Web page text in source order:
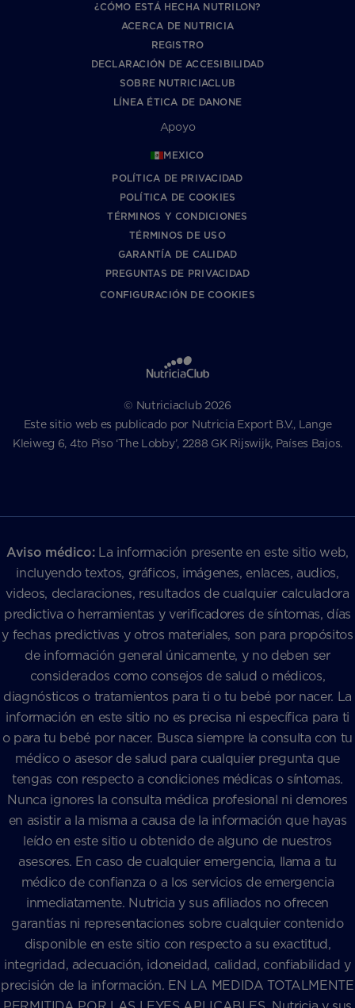
¿CÓMO ESTÁ HECHA NUTRILON?
ACERCA DE NUTRICIA
REGISTRO
DECLARACIÓN DE ACCESIBILIDAD
SOBRE NUTRICIACLUB
LÍNEA ÉTICA DE DANONE
Apoyo
MEXICO
POLÍTICA DE PRIVACIDAD
POLÍTICA DE COOKIES
TÉRMINOS Y CONDICIONES
TÉRMINOS DE USO
GARANTÍA DE CALIDAD
PREGUNTAS DE PRIVACIDAD
CONFIGURACIÓN DE COOKIES
© Nutriciaclub 2026
Este sitio web es publicado por Nutricia Export B.V., Lange
Kleiweg 6, 4to Piso ‘The Lobby’, 2288 GK Rijswijk, Países Bajos.
Aviso médico:La información presente en este sitio web,
incluyendo textos, gráficos, imágenes, enlaces, audios,
videos, declaraciones, resultados de cualquier calculadora
predictiva o herramientas y verificadores de síntomas, días
y fechas predictivas y otros materiales, son para propósitos
de información general únicamente, y no deben ser
considerados como consejos de salud o médicos,
diagnósticos o tratamientos para ti o tu bebé por nacer. La
información en este sitio no es precisa ni específica para ti
o para tu bebé por nacer. Busca siempre la consulta con tu
médico o asesor de salud para cualquier pregunta que
tengas con respecto a condiciones médicas o síntomas.
Nunca ignores la consulta médica profesional ni demores
en asistir a la misma a causa de la información que hayas
leído en este sitio u obtenido de alguno de nuestros
asesores. En caso de cualquier emergencia, llama a tu
médico de confianza o a los servicios de emergencia
inmediatamente. Nutricia y sus afiliados no ofrecen
garantías ni representaciones sobre cualquier contenido
disponible en este sitio con respecto a su exactitud,
integridad, adecuación, idoneidad, calidad, confiabilidad y
precisión de la información. EN LA MEDIDA TOTALMENTE